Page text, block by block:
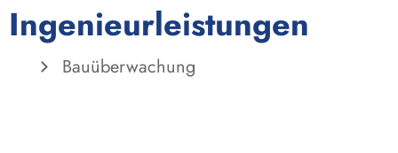
Ingenieurleistungen
Bauüberwachung